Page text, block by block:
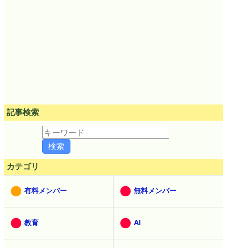
記事検索
カテゴリ
有料メンバー 無料メンバー
教育 AI